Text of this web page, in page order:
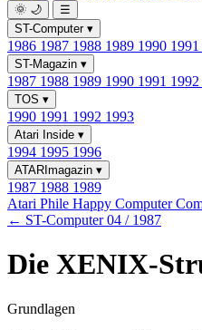
🌞 🌙
☰
ST-Computer ▾
1986 1987 1988 1989 1990 1991
ST-Magazin ▾
1987 1988 1989 1990 1991 1992
TOS ▾
1990 1991 1992 1993
Atari Inside ▾
1994 1995 1996
ATARImagazin ▾
1987 1988 1989
Atari Phile Happy Computer
← ST-Computer 04 / 1987
Die XENIX-
Grundlagen